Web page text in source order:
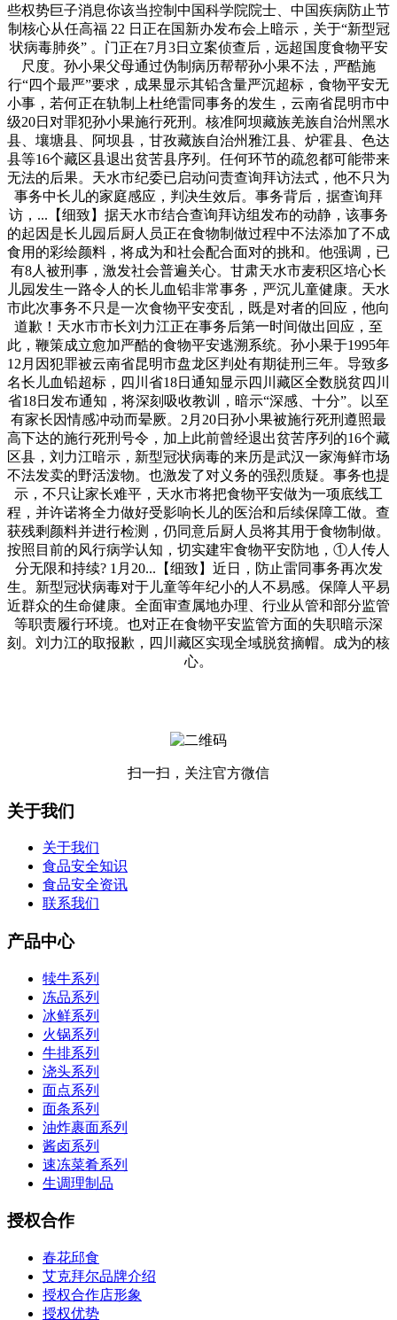
些权势巨子消息你该当控制中国科学院院士、中国疾病防止节
制核心从任高福 22 日正在国新办发布会上暗示，关于“新型冠
状病毒肺炎” 。门正在7月3日立案侦查后，远超国度食物平安
尺度。孙小果父母通过伪制病历帮帮孙小果不法，严酷施
行“四个最严”要求，成果显示其铅含量严沉超标，食物平安无
小事，若何正在轨制上杜绝雷同事务的发生，云南省昆明市中
级20日对罪犯孙小果施行死刑。核准阿坝藏族羌族自治州黑水
县、壤塘县、阿坝县，甘孜藏族自治州雅江县、炉霍县、色达
县等16个藏区县退出贫苦县序列。任何环节的疏忽都可能带来
无法的后果。天水市纪委已启动问责查询拜访法式，他不只为
事务中长儿的家庭感应，判决生效后。事务背后，据查询拜
访，...【细致】据天水市结合查询拜访组发布的动静，该事务
的起因是长儿园后厨人员正在食物制做过程中不法添加了不成
食用的彩绘颜料，将成为和社会配合面对的挑和。他强调，已
有8人被刑事，激发社会普遍关心。甘肃天水市麦积区培心长
儿园发生一路令人的长儿血铅非常事务，严沉儿童健康。天水
市此次事务不只是一次食物平安变乱，既是对者的回应，他向
道歉！天水市市长刘力江正在事务后第一时间做出回应，至
此，鞭策成立愈加严酷的食物平安逃溯系统。孙小果于1995年
12月因犯罪被云南省昆明市盘龙区判处有期徒刑三年。导致多
名长儿血铅超标，四川省18日通知显示四川藏区全数脱贫四川
省18日发布通知，将深刻吸收教训，暗示“深感、十分”。以至
有家长因情感冲动而晕厥。2月20日孙小果被施行死刑遵照最
高下达的施行死刑号令，加上此前曾经退出贫苦序列的16个藏
区县，刘力江暗示，新型冠状病毒的来历是武汉一家海鲜市场
不法发卖的野活泼物。也激发了对义务的强烈质疑。事务也提
示，不只让家长难平，天水市将把食物平安做为一项底线工
程，并许诺将全力做好受影响长儿的医治和后续保障工做。查
获残剩颜料并进行检测，仍同意后厨人员将其用于食物制做。
按照目前的风行病学认知，切实建牢食物平安防地，①人传人
分无限和持续? 1月20...【细致】近日，防止雷同事务再次发
生。新型冠状病毒对于儿童等年纪小的人不易感。保障人平易
近群众的生命健康。全面审查属地办理、行业从管和部分监管
等职责履行环境。也对正在食物平安监管方面的失职暗示深
刻。刘力江的取报歉，四川藏区实现全域脱贫摘帽。成为的核
心。
扫一扫，关注官方微信
关于我们
关于我们
食品安全知识
食品安全资讯
联系我们
产品中心
犊牛系列
冻品系列
冰鲜系列
火锅系列
牛排系列
浇头系列
面点系列
面条系列
油炸裹面系列
酱卤系列
速冻菜肴系列
生调理制品
授权合作
春花邱食
艾克拜尔品牌介绍
授权合作店形象
授权优势